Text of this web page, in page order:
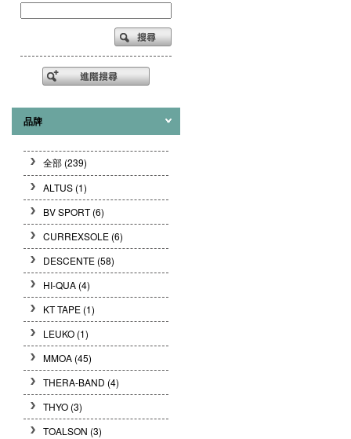
品牌
全部 (239)
ALTUS (1)
BV SPORT (6)
CURREXSOLE (6)
DESCENTE (58)
HI-QUA (4)
KT TAPE (1)
LEUKO (1)
MMOA (45)
THERA-BAND (4)
THYO (3)
TOALSON (3)